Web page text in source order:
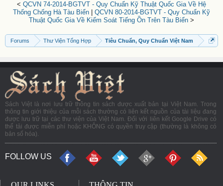
< QCVN 74-2014-BGTVT - Quy Chuẩn Kỹ Thuật Quốc Gia Về Hệ
Thống Chống Hà Tàu Biển
QCVN 80-2014-BGTVT - Quy Chuẩn Kỹ
Thuật Quốc Gia Về Kiểm Soát Tiếng Ồn Trên Tàu Biển >
Forums Thư Viện Tổng Hợp Tiêu Chuẩn, Quy Chuẩn Việt Nam
Sách Việt là nơi lưu trữ thông tin sách được xuất bản tại Việt Nam. Trong
thông tin giới thiệu của mỗi sách thường có liên kết nguồn của tài liệu đang
được lưu trữ tại các thư viện của Việt Nam. Đối với liên kết Google Drive có
thể tải được miễn phí hoặc KHÔNG có quyền truy cập (thường là không có
bản số hóa).
FOLLOW US